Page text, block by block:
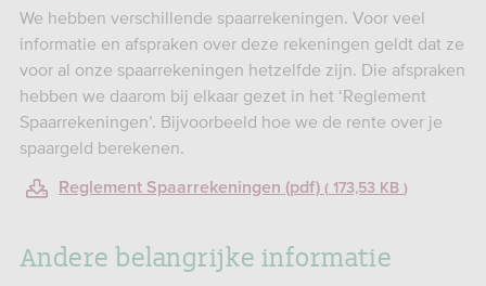
We hebben verschillende spaarrekeningen. Voor veel
informatie en afspraken over deze rekeningen geldt dat ze
voor al onze spaarrekeningen hetzelfde zijn. Die afspraken
hebben we daarom bij elkaar gezet in het ‘Reglement
Spaarrekeningen’. Bijvoorbeeld hoe we de rente over je
spaargeld berekenen.
Reglement Spaarrekeningen (pdf) 173,53 KB
Andere belangrijke informatie